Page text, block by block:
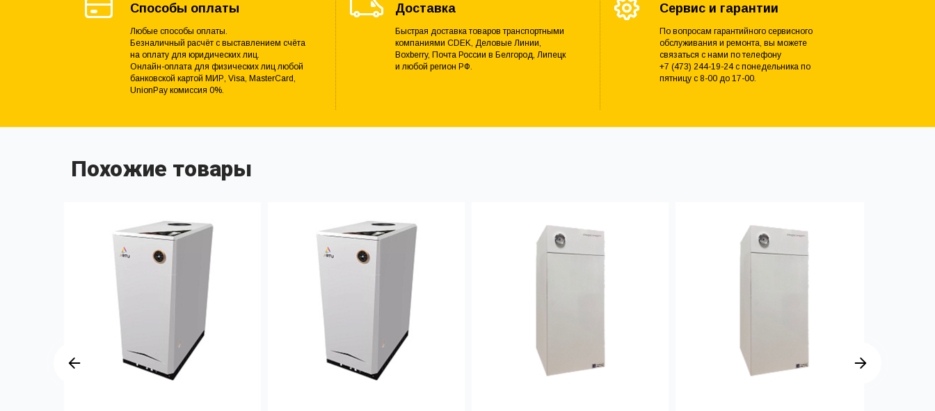
Способы оплаты
Любые способы оплаты.
Безналичный расчёт с выставлением счёта
на оплату для юридических лиц.
Онлайн-оплата для физических лиц любой
банковской картой МИР, Visa, MasterCard,
UnionPay комиссия 0%.
Доставка
Быстрая доставка товаров транспортными
компаниями CDEK, Деловые Линии,
Boxberry, Почта России в Белгород, Липецк
и любой регион РФ.
Сервис и гарантии
По вопросам гарантийного сервисного
обслуживания и ремонта, вы можете
связаться с нами по телефону
+7 (473) 244-19-24 с понедельника по
пятницу с 8-00 до 17-00.
Похожие товары